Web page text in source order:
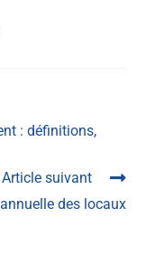
: définitions,
Article suivant
des locaux